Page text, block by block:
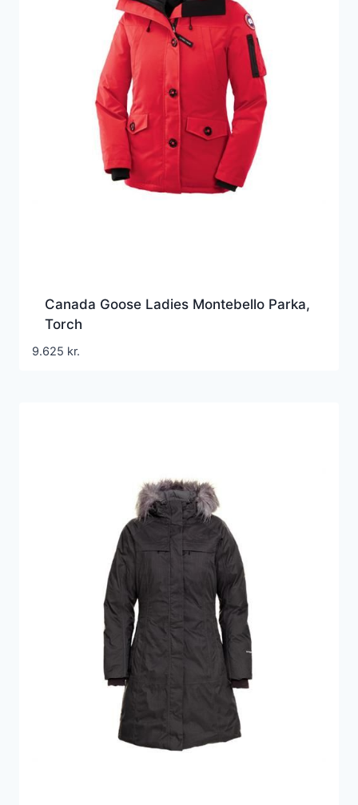
Canada Goose Ladies Montebello Parka,
Torch
9.625 kr.